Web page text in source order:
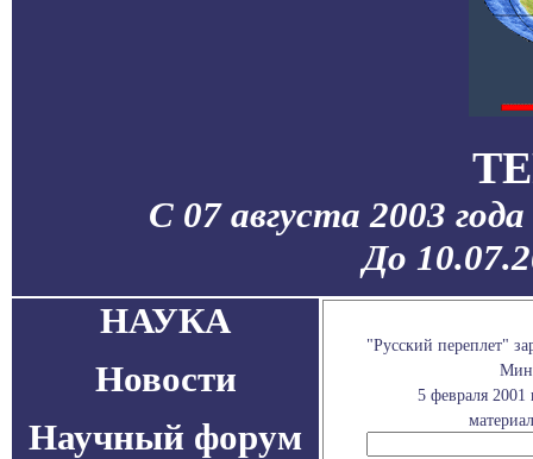
С 07 августа 2003
До
НАУКА
Новости
Научный форум
"Русский переплет"
5 февраля